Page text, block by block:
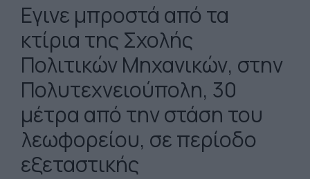
Εγινε μπροστά από τα
κτίρια της Σχολής
Πολιτικών Μηχανικών, στην
Πολυτεχνειούπολη, 30
μέτρα από την στάση του
λεωφορείου, σε περίοδο
εξεταστικής